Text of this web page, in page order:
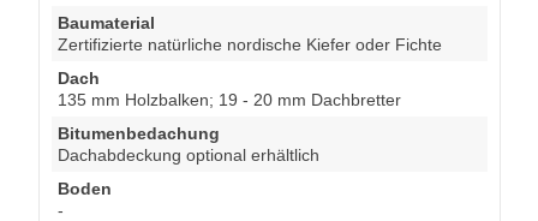
Baumaterial
Zertifizierte natürliche nordische Kiefer oder Fichte
Dach
135 mm Holzbalken; 19 - 20 mm Dachbretter
Bitumenbedachung
Dachabdeckung optional erhältlich
Boden
-